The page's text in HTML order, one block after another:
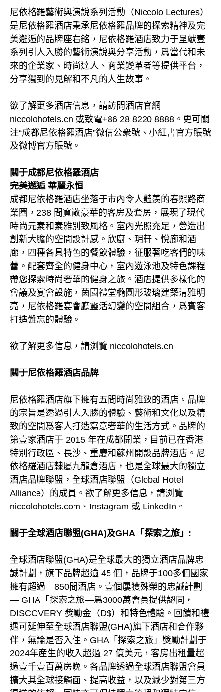
尼依格羅藝術與演說系列活動（Niccolo Lectures）
是尼依格羅酒店秉承尼依格羅品牌的探索精神及完
美邂逅的品牌座右銘，尼依格羅酒店致力于呈獻壹
系列引人入勝的藝術演說與分享活動，爲當代和未
來的企業家、時尚達人、商業變革者等提供平台，
分享獨到的見解和不凡的人生故事。
欲了解更多酒店信息，請訪問酒店官網
niccolohotels.cn 或致電+86 28 8220 8888。更可關
注“成都尼依格羅酒店”微信公衆號、小紅書官方賬號
及微博官方賬號。
關于成都尼依格羅酒店
完美邂逅 華麗永恒
成都尼依格羅酒店坐落于市內令人豔羨的春熙路商
業圈，238 間寬敞豪華的客房及套房，展現了現代
時尚元素和素雅別致風格。室內光照充足，營造出
創新大膽的空間設計感。欣廚、玥軒、悅廊和酒
廊，四種各具特色的餐飲體驗，征服著吃客們的味
蕾。配套齊全的健身中心，室內遊泳池及特色課程
帶您探索時尚奢華的健身之旅。酒店提供多樣化的
會議及宴會設施，茵園禮堂橢圓形玻璃建築清雅明
亮，尼依格羅宴會廳靈活幻變的空間組合，爲賓客
打造難忘的體驗。
欲了解更多信息，請浏覽 niccolohotels.cn
關于尼依格羅酒店品牌
尼依格羅酒店旗下擁有五間時尚雅致的酒店。品牌
的宗旨是透過引人入勝的體驗、藝術和文化以及精
致的空間爲客人打造寫意奢華的生活方式。品牌的
第壹家酒店于 2015 年在成都開業，目前已在香港
特別行政區、長沙、重慶和蘇州開設品牌酒店。尼
依格羅酒店隸屬九龍倉酒店，也是全球最大的獨立
酒店品牌聯盟，全球酒店聯盟（Global Hotel
Alliance）的成員。欲了解更多信息，請浏覽
niccolohotels.com、Instagram 或 LinkedIn。
關于全球酒店聯盟(GHA)及GHA「探索之旅」:
全球酒店聯盟(GHA)是全球最大的獨立酒店品牌忠
誠計劃，旗下品牌超逾 45 個，品牌于100多個國家
擁有超過 850間酒店。壹個屢獲殊榮的忠誠計劃
— GHA「探索之旅—爲3000萬會員提供認同，
DISCOVERY 獎勵金（D$）和特色體驗。回饋和禮
遇可延伸至全球酒店聯盟(GHA)旗下酒店和合作夥
伴，無論是否入住。GHA「探索之旅」獎勵計劃于
2024年産生的收入超過 27 億美元，客房出租量超
過壹千壹百萬房晚。各品牌透過全球酒店聯盟會員
擴大其全球接觸面、提高收益，以及減少對第三方